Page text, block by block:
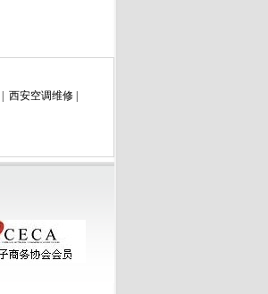
西安空调维修